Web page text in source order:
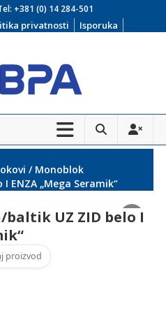
+381 (0) 14 284-501
privatnosti Isporuka
/ Monoblok
ENZA „Mega Seramik“
UZ ZID belo I
proizvod